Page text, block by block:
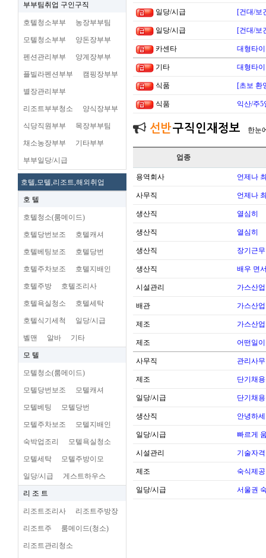
부부팀취업 구인구직
호텔청소부부 농장부부팀
모텔청소부부 양돈장부부
펜션관리부부 양계장부부
플빌라펜션부부 캠핑장부부
별장관리부부
리조트부부청소 양식장부부
식당직원부부 목장부부팀
채소농장부부 기타부부
부부일당/시급
호텔,모텔,리조트,해외취업
호 텔
호텔청소(룸메이드)
호텔당번보조 호텔캐셔
호텔베팅보조 호텔당번
호텔주차보조 호텔지배인
호텔주방 호텔조리사
호텔욕실청소 호텔세탁
호텔식기세척 일당/시급
벨맨 알바 기타
모 텔
모텔청소(룸메이드)
모텔당번보조 모텔캐셔
모텔베팅 모텔당번
모텔주차보조 모텔지배인
숙박업조리 모텔욕실청소
모텔세탁 모텔주방이모
일당/시급 게스트하우스
리 조 트
리조트조리사 리조트주방장
리조트주 룸메이드(청소)
리조트관리청소
일당/시급 [건대/보
일당/시급 [건대/보
카센타 대형타
기타 대형타
식품 [초보 환
식품 익산/주
선반구직인재정보 한눈
업종
용역회사 언제나
사무직 언제나
생산직 열심히
생산직 열심히
생산직 장기근
생산직 배우 면
시설관리 가스산
배관 가스산
제조 가스산
제조 어떤일
사무직 관리사
제조 단기채
일당/시급 단기채
생산직 안녕하
일당/시급 빠르게
시설관리 기술자
제조 숙식제
일당/시급 서울권